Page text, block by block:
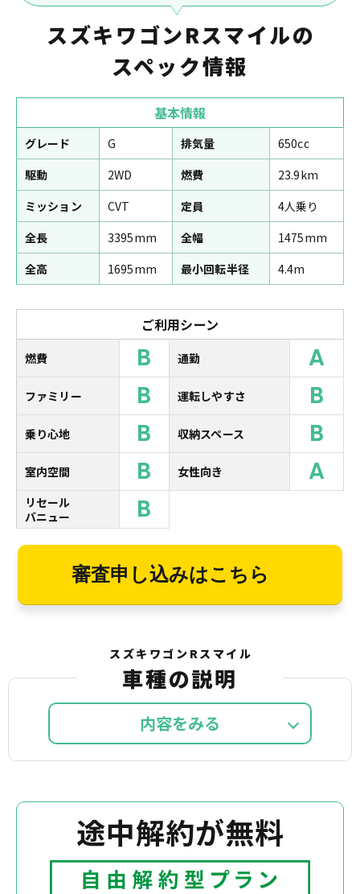
スズキワゴンRスマイルの
スペック情報
基本情報
グレード G 排気量
650cc
駆動
2WD 燃費
23.9km
ミッション
CVT 定員
4人乗り
全長
3395mm 全幅
1475mm
全高
1695mm 最小回転半径 4.4m
ご利用シーン
燃費 B 通勤 A
ファミリー B 運転しやすさ B
乗り心地 B 収納スペース B
室内空間 B 女性向き A
リセール
バニュー
B
審査申し込みはこちら
スズキワゴンRスマイル
車種の説明
内容を
途中解約が無料